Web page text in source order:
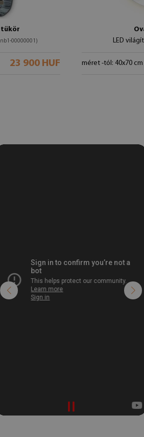
tükör
00000001)
23 900 HUF
LED
méret -tól: 40x70 cm